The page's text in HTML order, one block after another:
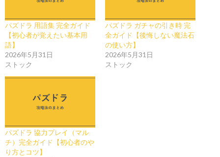
パズドラ 用語集 完全ガイド
【初心者が覚えたい基本用
語】
2026年5月31日
ストック
パズドラ ガチャの引き時 完
全ガイド【後悔しない魔法石
の使い方】
2026年5月31日
ストック
パズドラ 協力プレイ（マル
チ）完全ガイド【初心者のや
り方とコツ】